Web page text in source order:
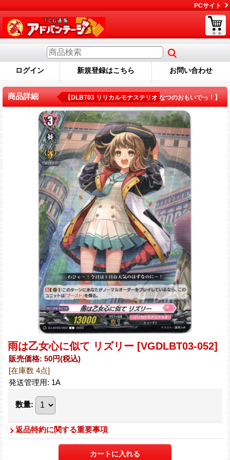
PCサイト
ログイン 新規登録はこちら お問い合わせ
商品詳細 【DLBT03 リリカルモナステリオ なつのおもいでっ！】
雨は乙女心に似て リズリー [VGDLBT03-052]
販売価格: 50円(税込)
[在庫数 4点]
発送管理用: 1A
数量:
返品特約に関する重要事項